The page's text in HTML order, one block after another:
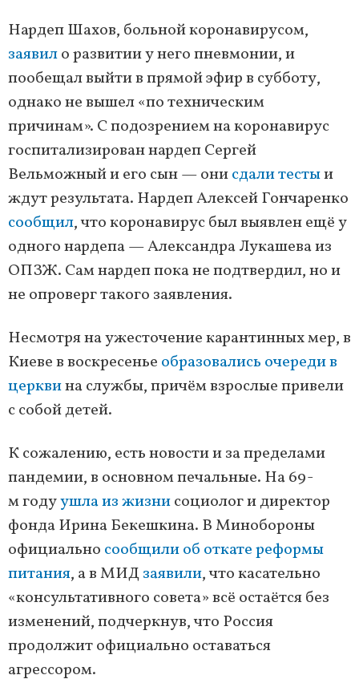
Нардеп Шахов, больной коронавирусом,
заявило развитии у него пневмонии, и
пообещал выйти в прямой эфир в субботу,
однако не вышел «по техническим
причинам». С подозрением на коронавирус
госпитализирован нардеп Сергей
Вельможный и его сын — онисдали тестыи
ждут результата. Нардеп Алексей Гончаренко
сообщил, что коронавирус был выявлен ещё у
одного нардепа — Александра Лукашева из
ОПЗЖ. Сам нардеп пока не подтвердил, но и
не опроверг такого заявления.
Несмотря на ужесточение карантинных мер, в
Киеве в воскресенье образовались очереди в
церквина службы, причём взрослые привели
с собой детей.
К сожалению, есть новости и за пределами
пандемии, в основном печальные. На 69-
м годуушла из жизнисоциолог и директор
фонда Ирина Бекешкина. В Минобороны
официально сообщили об откате реформы
питания, а в МИДзаявили, что касательно
«консультативного совета» всё остаётся без
изменений, подчеркнув, что Россия
продолжит официально оставаться
агрессором.